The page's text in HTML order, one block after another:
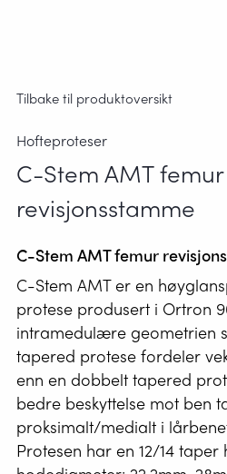
Tilbake til produktoversikt
Hofteproteser
C-Stem AMT femur
revisjonsstamme
C-Stem AMT femur
C-Stem AMT er en
protese produsert i Ortron
intramedulære geometrien
tapered protese fordeler
enn en dobbelt tapered
bedre beskyttelse mot ben
proksimalt/medialt i
Protesen har en 12/14